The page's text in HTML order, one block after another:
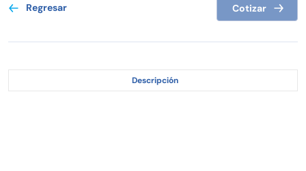
Regresar Cotizar
Descripción